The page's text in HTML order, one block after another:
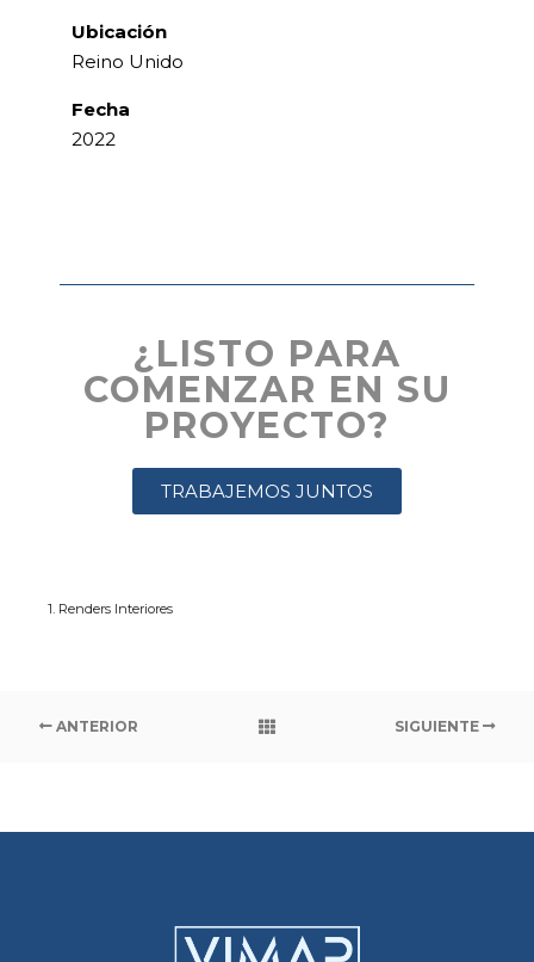
Ubicación
Reino Unido
Fecha
2022
¿LISTO PARA
COMENZAR EN SU
PROYECTO?
TRABAJEMOS JUNTOS
1. Renders Interiores
ANTERIOR SIGUIENTE